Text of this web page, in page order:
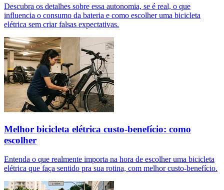
Descubra os detalhes sobre essa autonomia, se é real, o que
influencia o consumo da bateria e como escolher uma bicicleta
elétrica sem criar falsas expectativas.
Melhor bicicleta elétrica custo-benefício: como
escolher
Entenda o que realmente importa na hora de escolher uma bicicleta
elétrica que faça sentido pra sua rotina, com melhor custo-benefício.